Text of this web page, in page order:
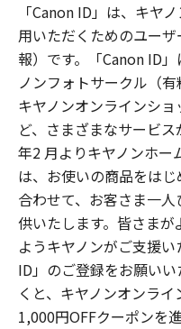
「Canon ID」は、キヤ
用いただくためのユー
報）です。「Canon ID
ノンフォトサークル（有
キヤノンオンラインシ
ど、さまざまなサービ
年2 月よりキヤノンホー
は、お使いの商品をは
合わせて、お客さま一
供いたします。皆さま
ようキヤノンがご支援
ID」のご登録をお願い
くと、キヤノンオンラ
1,000円OFFクーポンを